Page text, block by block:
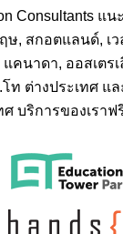
Consultants แ
ษ, สกอตแลนด์, เ
คนาดา, ออสเตร
โท ต่างประเทศ แล
ศ บริการของเรา